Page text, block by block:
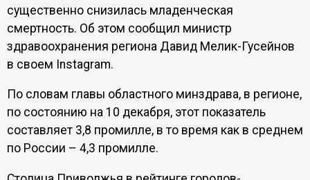
существенно снизилась младенческая
смертность. Об этом сообщил министр
здравоохранения региона Давид Мелик-Гусейнов
в своем Instagram.
По словам главы областного минздрава, в регионе,
по состоянию на 10 декабря, этот показатель
составляет 3,8 промилле, в то время как в среднем
по России – 4,3 промилле.